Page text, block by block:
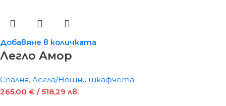
Добавяне в количката
Легло Амор
Спалня, Легла/Нощни шкафчета
265,00 € / 518,29 лв.